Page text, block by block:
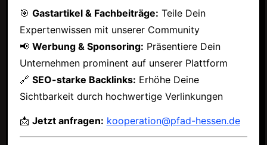
🎯 Gastartikel & Fachbeiträge: Teile Dein
Expertenwissen mit unserer Community
📢 Werbung & Sponsoring: Präsentiere Dein
Unternehmen prominent auf unserer Plattform
🔗 SEO-starke Backlinks: Erhöhe Deine
Sichtbarkeit durch hochwertige Verlinkungen
📩 Jetzt anfragen: kooperation@pfad-hessen.de